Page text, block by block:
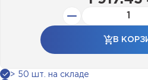
В
> 50 шт. на складе